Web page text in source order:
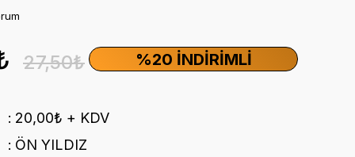
%20 İNDIRIMLI
27,50₺
20,00₺ + KDV
ÖN YILDIZ